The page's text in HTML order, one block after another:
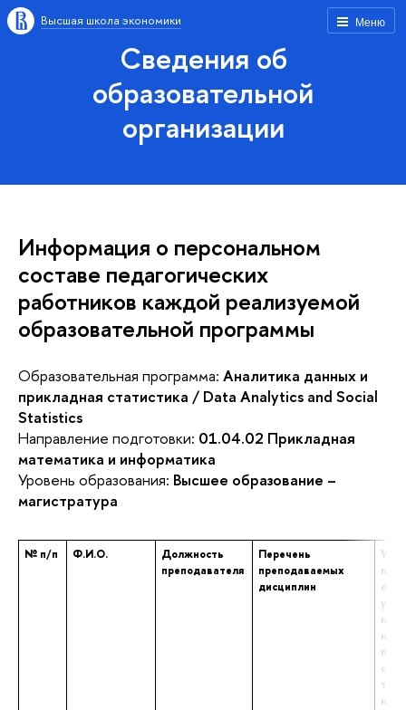
Меню
Высшая школа экономики
Сведения об
образовательной
организации
Информация о персональном
составе педагогических
работников каждой реализуемой
образовательной программы
Образовательная программа: Аналитика данных и
прикладная статистика / Data Analytics and Social
Statistics
Направление подготовки: 01.04.02 Прикладная
математика и информатика
Уровень образования: Высшее образование –
магистратура
№ п/п Ф.И.О.
Должность
преподавателя
Перечень
преподаваемых
дисциплин
том
и